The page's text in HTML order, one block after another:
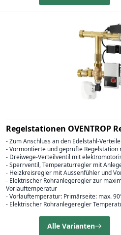
Regelstationen OVENTROP
- Zum Anschluss an den Edelstahl-
- Vormontierte und geprüfte Regelstation
- Dreiwege-Verteilventil mit
- Sperrventil, Temperaturregler mit
- Heizkreisregler mit Aussenfühler und
- Elektrischer Rohranlegeregler zur
Vorlauftemperatur
- Vorlauftemperatur: Primärseite: max.
- Elektrischer Rohranlegeregler
Alle Varianten